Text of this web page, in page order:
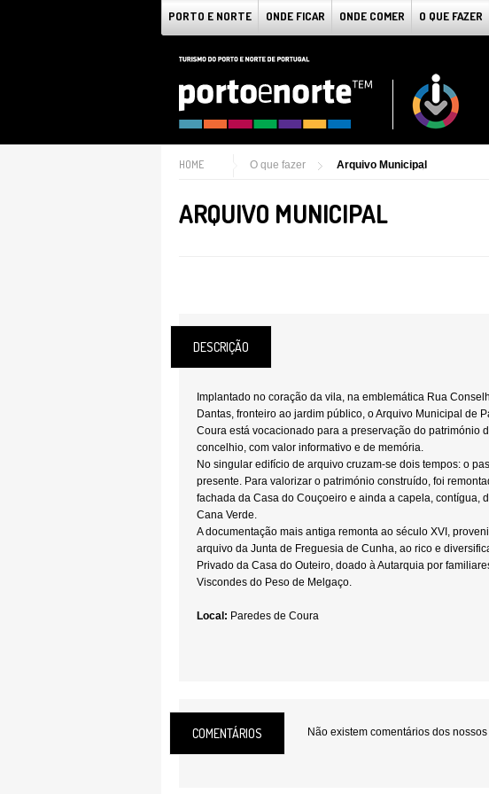
PORTO E NORTE ONDE FICAR ONDE COMER O QUE FAZER
HOME O que fazer Arquivo Municipal
ARQUIVO MUNICIPAL
DESCRIÇÃO
Implantado no coração da vila, na emblemática Rua
Dantas, fronteiro ao jardim público, o Arquivo Municipal de
Coura está vocacionado para a preservação do património
concelhio, com valor informativo e de memória.
No singular edifício de arquivo cruzam-se dois tempos: o
presente. Para valorizar o património construído, foi
fachada da Casa do Couçoeiro e ainda a capela, contígua,
Cana Verde.
A documentação mais antiga remonta ao século XVI,
arquivo da Junta de Freguesia de Cunha, ao rico e
Privado da Casa do Outeiro, doado à Autarquia por
Viscondes do Peso de Melgaço.
Local: Paredes de Coura
COMENTÁRIOS Não existem comentários dos